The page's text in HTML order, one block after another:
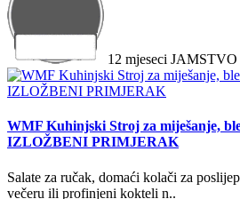
12 mjeseci JAMSTVO
WMF Kuhinjski Stroj za miješanje,
IZLOŽBENI PRIMJERAK
Salate za ručak, domaći kolači za
večeru ili profinjeni kokteli n..